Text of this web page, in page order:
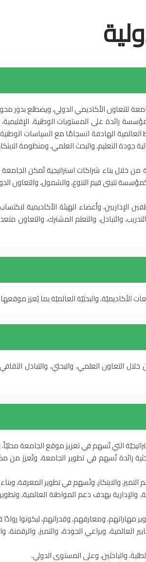
للتعاون الأكاديمي الدولي، ويضطلع بدور
رائدة على المستويات الوطنية، الإقليمية،
الهادفة انسجامًا مع السياسات الوطنية،
جودة التعليم، والبحث العلمي، ومنظومة
خلال بناء شراكات استراتيجية تُمكن
تتبنى قيم التنوع، والشمول، والتعاون
وأعضاء الهيئة الأكاديمية لاكتساب
والتبادل، والتعلم المشترك، والتعاون
والبحثيّة العالميّة بما يُعزز
العلمي، والبحثي، والتبادل الثقافي،
التي تُسهم في تعزيز موقع الجامعة
رائدة تُسهم في تطوير الجامعة، وتُعزز من
والابتكار، وتُسهم في تطوير المعرفة،
والإدارية بهدف دعم المواطنة العالمية،
مهاراتهم، ومعارفهم، وقدراتهم، ليكونوا
العالمية، ويراعي الجودة، والتميز،
والباحثين، وعلى المستوى الدولي.